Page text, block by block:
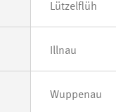
Lützelflüh
Illnau
Wuppenau